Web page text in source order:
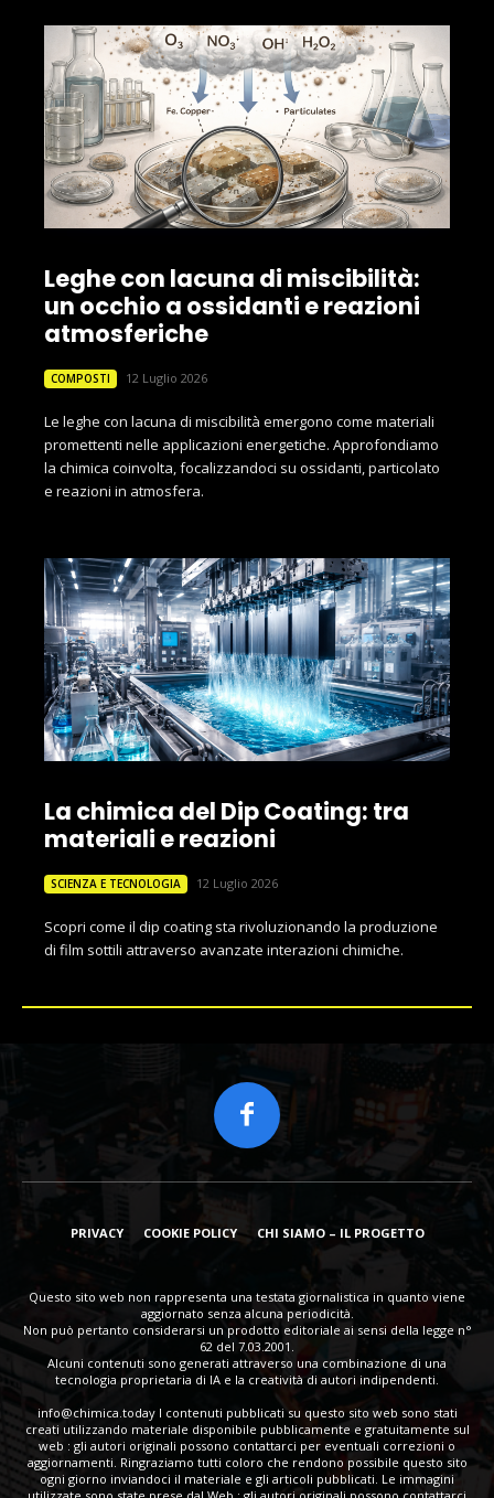
Leghe con lacuna di miscibilità:
un occhio a ossidanti e reazioni
atmosferiche
COMPOSTI 12 Luglio 2026
Le leghe con lacuna di miscibilità emergono come materiali
promettenti nelle applicazioni energetiche. Approfondiamo
la chimica coinvolta, focalizzandoci su ossidanti, particolato
e reazioni in atmosfera.
La chimica del Dip Coating: tra
materiali e reazioni
SCIENZA E TECNOLOGIA 12 Luglio 2026
Scopri come il dip coating sta rivoluzionando la produzione
di film sottili attraverso avanzate interazioni chimiche.
PRIVACY COOKIE POLICY CHI SIAMO – IL PROGETTO
Questo sito web non rappresenta una testata giornalistica in quanto viene
aggiornato senza alcuna periodicità.
Non può pertanto considerarsi un prodotto editoriale ai sensi della legge n°
62 del 7.03.2001.
Alcuni contenuti sono generati attraverso una combinazione di una
tecnologia proprietaria di IA e la creatività di autori indipendenti.
info@chimica.todayI contenuti pubblicati su questo sito web sono stati
creati utilizzando materiale disponibile pubblicamente e gratuitamente sul
web : gli autori originali possono contattarci per eventuali correzioni o
aggiornamenti. Ringraziamo tutti coloro che rendono possibile questo sito
ogni giorno inviandoci il materiale e gli articoli pubblicati. Le immagini